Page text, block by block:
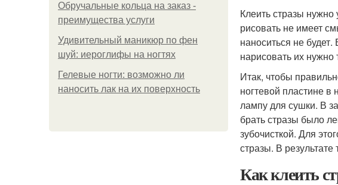
Обручальные кольца на заказ -
преимущества услуги
Удивительный маникюр по фен
шуй: иероглифы на ногтях
Гелевые ногти: возможно ли
наносить лак на их поверхность
Клеить стразы
рисовать не имеет
наноситься не
нарисовать их нужно
Итак, чтобы
ногтевой пластине
лампу для сушки. В
брать стразы было
зубочисткой. Для
стразы. В
Как клеить